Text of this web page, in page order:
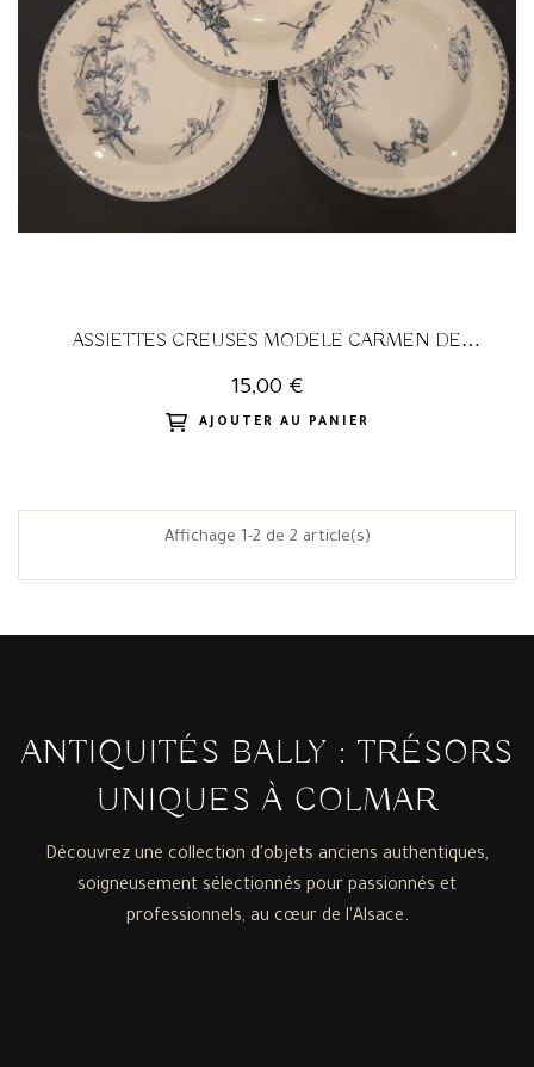
ASSIETTES CREUSES MODELE CARMEN DE
SARREGUEMINES
15,00 €
AJOUTER AU PANIER
Affichage 1-2 de 2 article(s)
ANTIQUITÉS BALLY : TRÉSORS
UNIQUES À COLMAR
Découvrez une collection d'objets anciens authentiques,
soigneusement sélectionnés pour passionnés et
professionnels, au cœur de l'Alsace.